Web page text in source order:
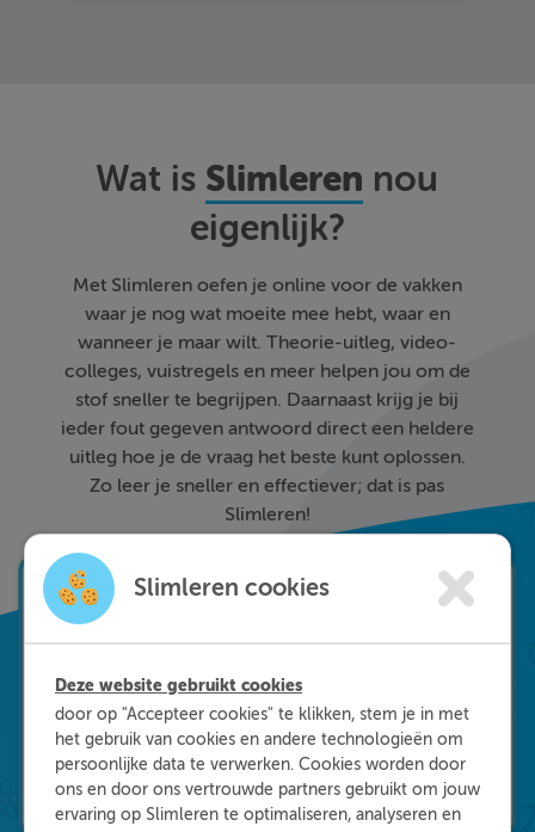
Wat is Slimleren nou
eigenlijk?
Met Slimleren oefen je online voor de vakken
waar je nog wat moeite mee hebt, waar en
wanneer je maar wilt. Theorie-uitleg, video-
colleges, vuistregels en meer helpen jou om de
stof sneller te begrijpen. Daarnaast krijg je bij
ieder fout gegeven antwoord direct een heldere
uitleg hoe je de vraag het beste kunt oplossen.
Zo leer je sneller en effectiever; dat is pas
Slimleren!
Slimleren cookies
Deze website gebruikt cookies
door op "Accepteer cookies" te klikken, stem je in met
het gebruik van cookies en andere technologieën om
persoonlijke data te verwerken. Cookies worden door
ons en door ons vertrouwde partners gebruikt om jouw
ervaring op Slimleren te optimaliseren, analyseren en